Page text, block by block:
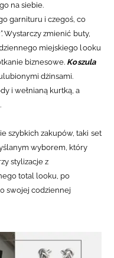
na siebie.
garnituru i czegoś, co
Wystarczy zmienić buty,
miejskiego looku
biznesowe. Koszula
dżinsami.
i wełnianą kurtką, a
szybkich zakupów, taki set
wyborem, który
stylizacje z
total looku, po
swojej codziennej